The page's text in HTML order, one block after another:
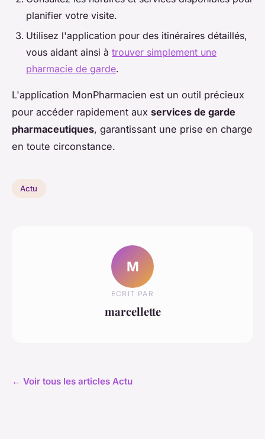
planifier votre visite.
Utilisez l'application pour des itinéraires détaillés,
vous aidant ainsi à trouver simplement une
pharmacie de garde.
L'application MonPharmacien est un outil précieux
pour accéder rapidement aux services de garde
pharmaceutiques, garantissant une prise en charge
en toute circonstance.
Actu
M
ECRIT PAR
marcellette
← Voir tous les articles Actu